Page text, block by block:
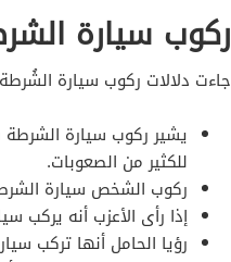
ركوب سيارة
جاءت دلالات ركوب سيارة
يشير ركوب سيارة الشرطة
للكثير من الصعوبات.
ركوب الشخص سيارة
إذا رأى الأعزب أنه يركب
رؤيا الحامل أنها تركب